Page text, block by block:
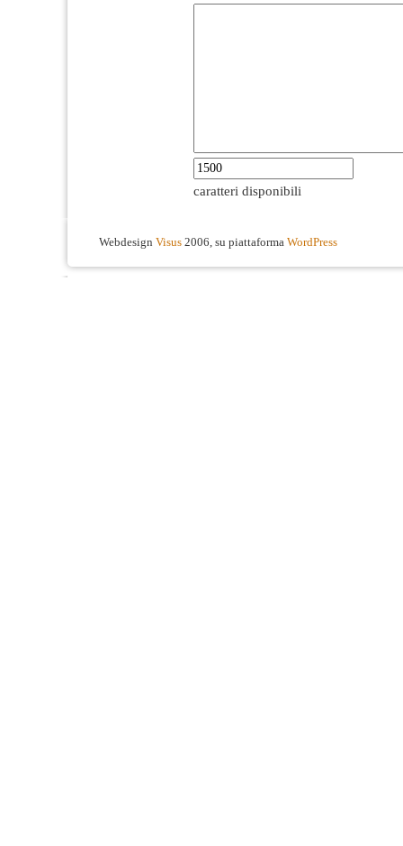
caratteri disponibili
Webdesign Visus 2006, su piattaforma WordPress